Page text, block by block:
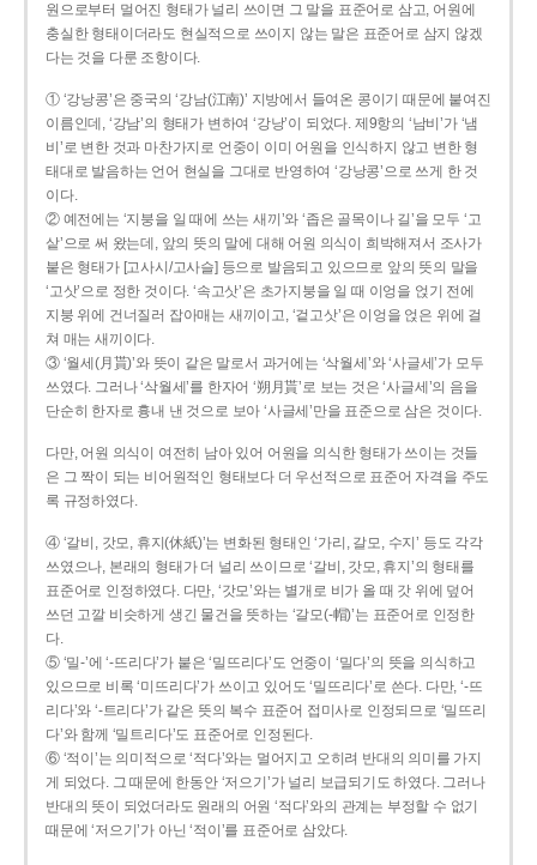
원으로부터 멀어진 형태가 널리 쓰이면 그 말을 표준어로 삼고, 어원에
충실한 형태이더라도 현실적으로 쓰이지 않는 말은 표준어로 삼지 않겠
다는 것을 다룬 조항이다.
① ‘강낭콩’은 중국의 ‘강남(江南)’ 지방에서 들여온 콩이기 때문에 붙여진
이름인데, ‘강남’의 형태가 변하여 ‘강낭’이 되었다. 제9항의 ‘남비’가 ‘냄
비’로 변한 것과 마찬가지로 언중이 이미 어원을 인식하지 않고 변한 형
태대로 발음하는 언어 현실을 그대로 반영하여 ‘강낭콩’으로 쓰게 한 것
이다.
② 예전에는 ‘지붕을 일 때에 쓰는 새끼’와 ‘좁은 골목이나 길’을 모두 ‘고
샅’으로 써 왔는데, 앞의 뜻의 말에 대해 어원 의식이 희박해져서 조사가
붙은 형태가 [고사시/고사슬] 등으로 발음되고 있으므로 앞의 뜻의 말을
‘고삿’으로 정한 것이다. ‘속고삿’은 초가지붕을 일 때 이엉을 얹기 전에
지붕 위에 건너질러 잡아매는 새끼이고, ‘겉고삿’은 이엉을 얹은 위에 걸
쳐 매는 새끼이다.
③ ‘월세(月貰)’와 뜻이 같은 말로서 과거에는 ‘삭월세’와 ‘사글세’가 모두
쓰였다. 그러나 ‘삭월세’를 한자어 ‘朔月貰’로 보는 것은 ‘사글세’의 음을
단순히 한자로 흉내 낸 것으로 보아 ‘사글세’만을 표준으로 삼은 것이다.
다만, 어원 의식이 여전히 남아 있어 어원을 의식한 형태가 쓰이는 것들
은 그 짝이 되는 비어원적인 형태보다 더 우선적으로 표준어 자격을 주도
록 규정하였다.
④ ‘갈비, 갓모, 휴지(休紙)’는 변화된 형태인 ‘가리, 갈모, 수지’ 등도 각각
쓰였으나, 본래의 형태가 더 널리 쓰이므로 ‘갈비, 갓모, 휴지’의 형태를
표준어로 인정하였다. 다만, ‘갓모’와는 별개로 비가 올 때 갓 위에 덮어
쓰던 고깔 비슷하게 생긴 물건을 뜻하는 ‘갈모(-帽)’는 표준어로 인정한
다.
⑤ ‘밀-’에 ‘-뜨리다’가 붙은 ‘밀뜨리다’도 언중이 ‘밀다’의 뜻을 의식하고
있으므로 비록 ‘미뜨리다’가 쓰이고 있어도 ‘밀뜨리다’로 쓴다. 다만, ‘-뜨
리다’와 ‘-트리다’가 같은 뜻의 복수 표준어 접미사로 인정되므로 ‘밀뜨리
다’와 함께 ‘밀트리다’도 표준어로 인정된다.
⑥ ‘적이’는 의미적으로 ‘적다’와는 멀어지고 오히려 반대의 의미를 가지
게 되었다. 그 때문에 한동안 ‘저으기’가 널리 보급되기도 하였다. 그러나
반대의 뜻이 되었더라도 원래의 어원 ‘적다’와의 관계는 부정할 수 없기
때문에 ‘저으기’가 아닌 ‘적이’를 표준어로 삼았다.